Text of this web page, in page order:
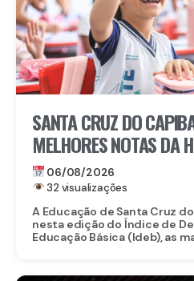
SANTA CRUZ DO
MELHORES NOTAS DA
NA REDE MUNICIPAL
06/08/2026
32 visualizações
A Educação de Santa Cruz
nesta edição do Índice de
Educação Básica (Ideb), as